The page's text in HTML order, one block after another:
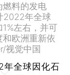
燃料的发电
2022年全球
左右，并可
欧洲重新依
视觉中国
年全球因化石